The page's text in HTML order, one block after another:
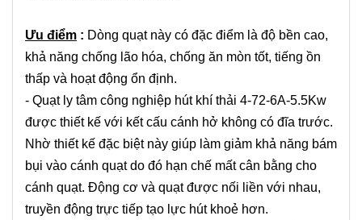
Ưu điểm : Dòng quạt này có đặc điểm là độ bền cao,
khả năng chống lão hóa, chống ăn mòn tốt, tiếng ồn
thấp và hoạt động ổn định.
- Quạt ly tâm công nghiệp hút khí thải 4-72-6A-5.5Kw
được thiết kế với kết cấu cánh hở không có đĩa trước.
Nhờ thiết kế đặc biệt này giúp làm giảm khả năng bám
bụi vào cánh quạt do đó hạn chế mất cân bằng cho
cánh quạt. Động cơ và quạt được nối liền với nhau,
truyền động trực tiếp tạo lực hút khoẻ hơn.